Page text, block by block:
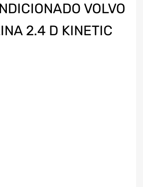
VOLVO
2.4 D KINETIC